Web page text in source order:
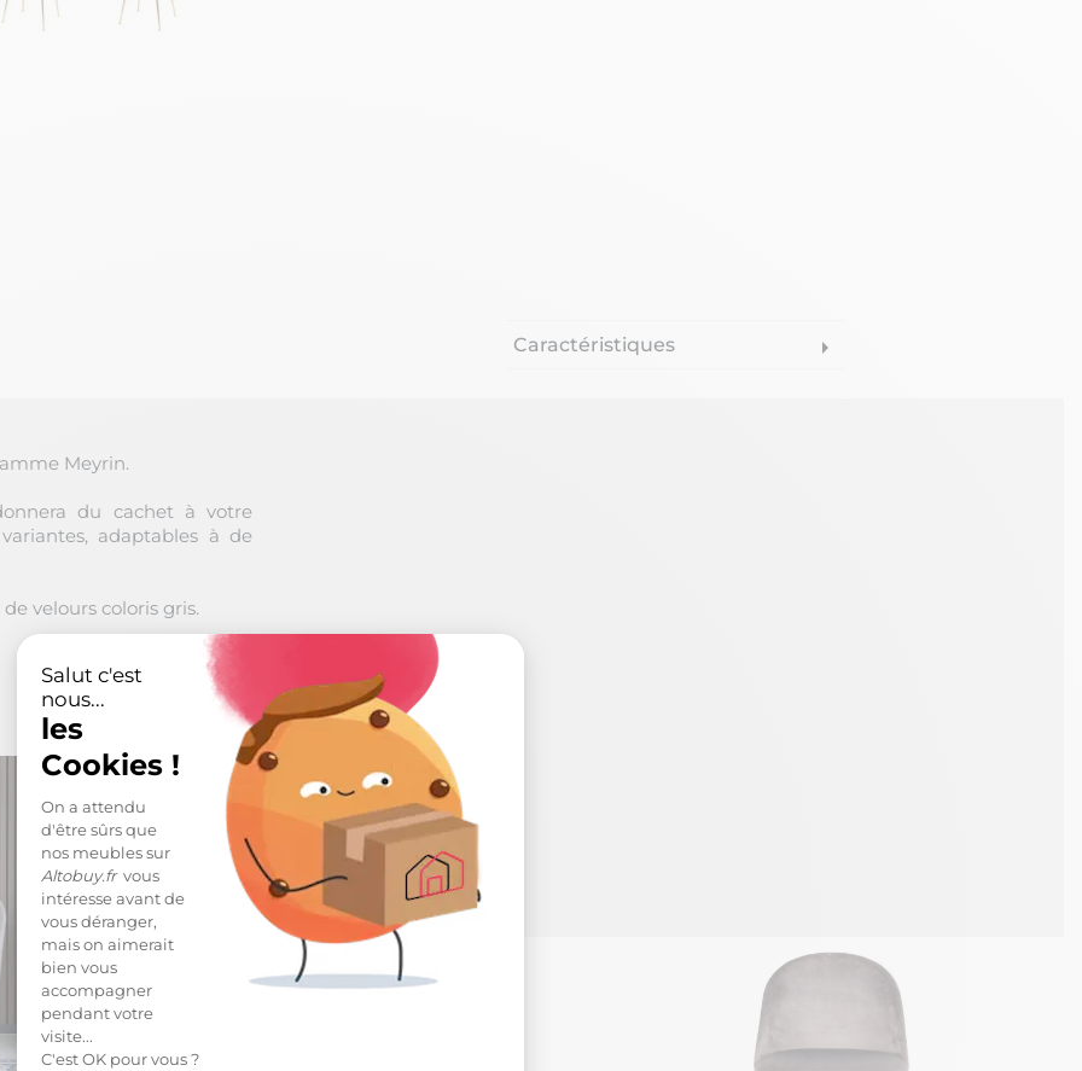
Salut c'est
nous...
les
Cookies !
On a attendu
d'être sûrs que
nos meubles sur
Altobuy.frvous
intéresse avant de
vous déranger,
mais on aimerait
bien vous
accompagner
pendant votre
visite...
C'est OK pour vous ?
Caractéristiques arrow_right
Meyrin.
du cachet à votre
adaptables à de
velours coloris gris.